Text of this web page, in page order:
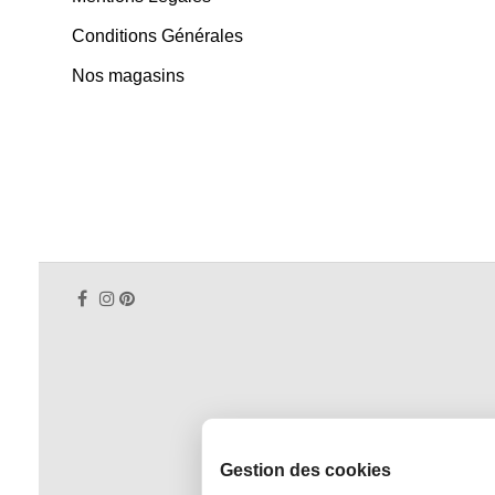
Conditions Générales
Nos magasins
Gestion des cookies